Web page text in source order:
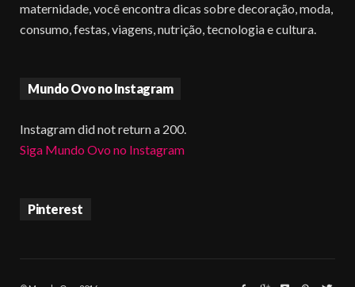
maternidade, você encontra dicas sobre decoração, moda,
consumo, festas, viagens, nutrição, tecnologia e cultura.
Mundo Ovo no Instagram
Instagram did not return a 200.
Siga Mundo Ovo no Instagram
Pinterest